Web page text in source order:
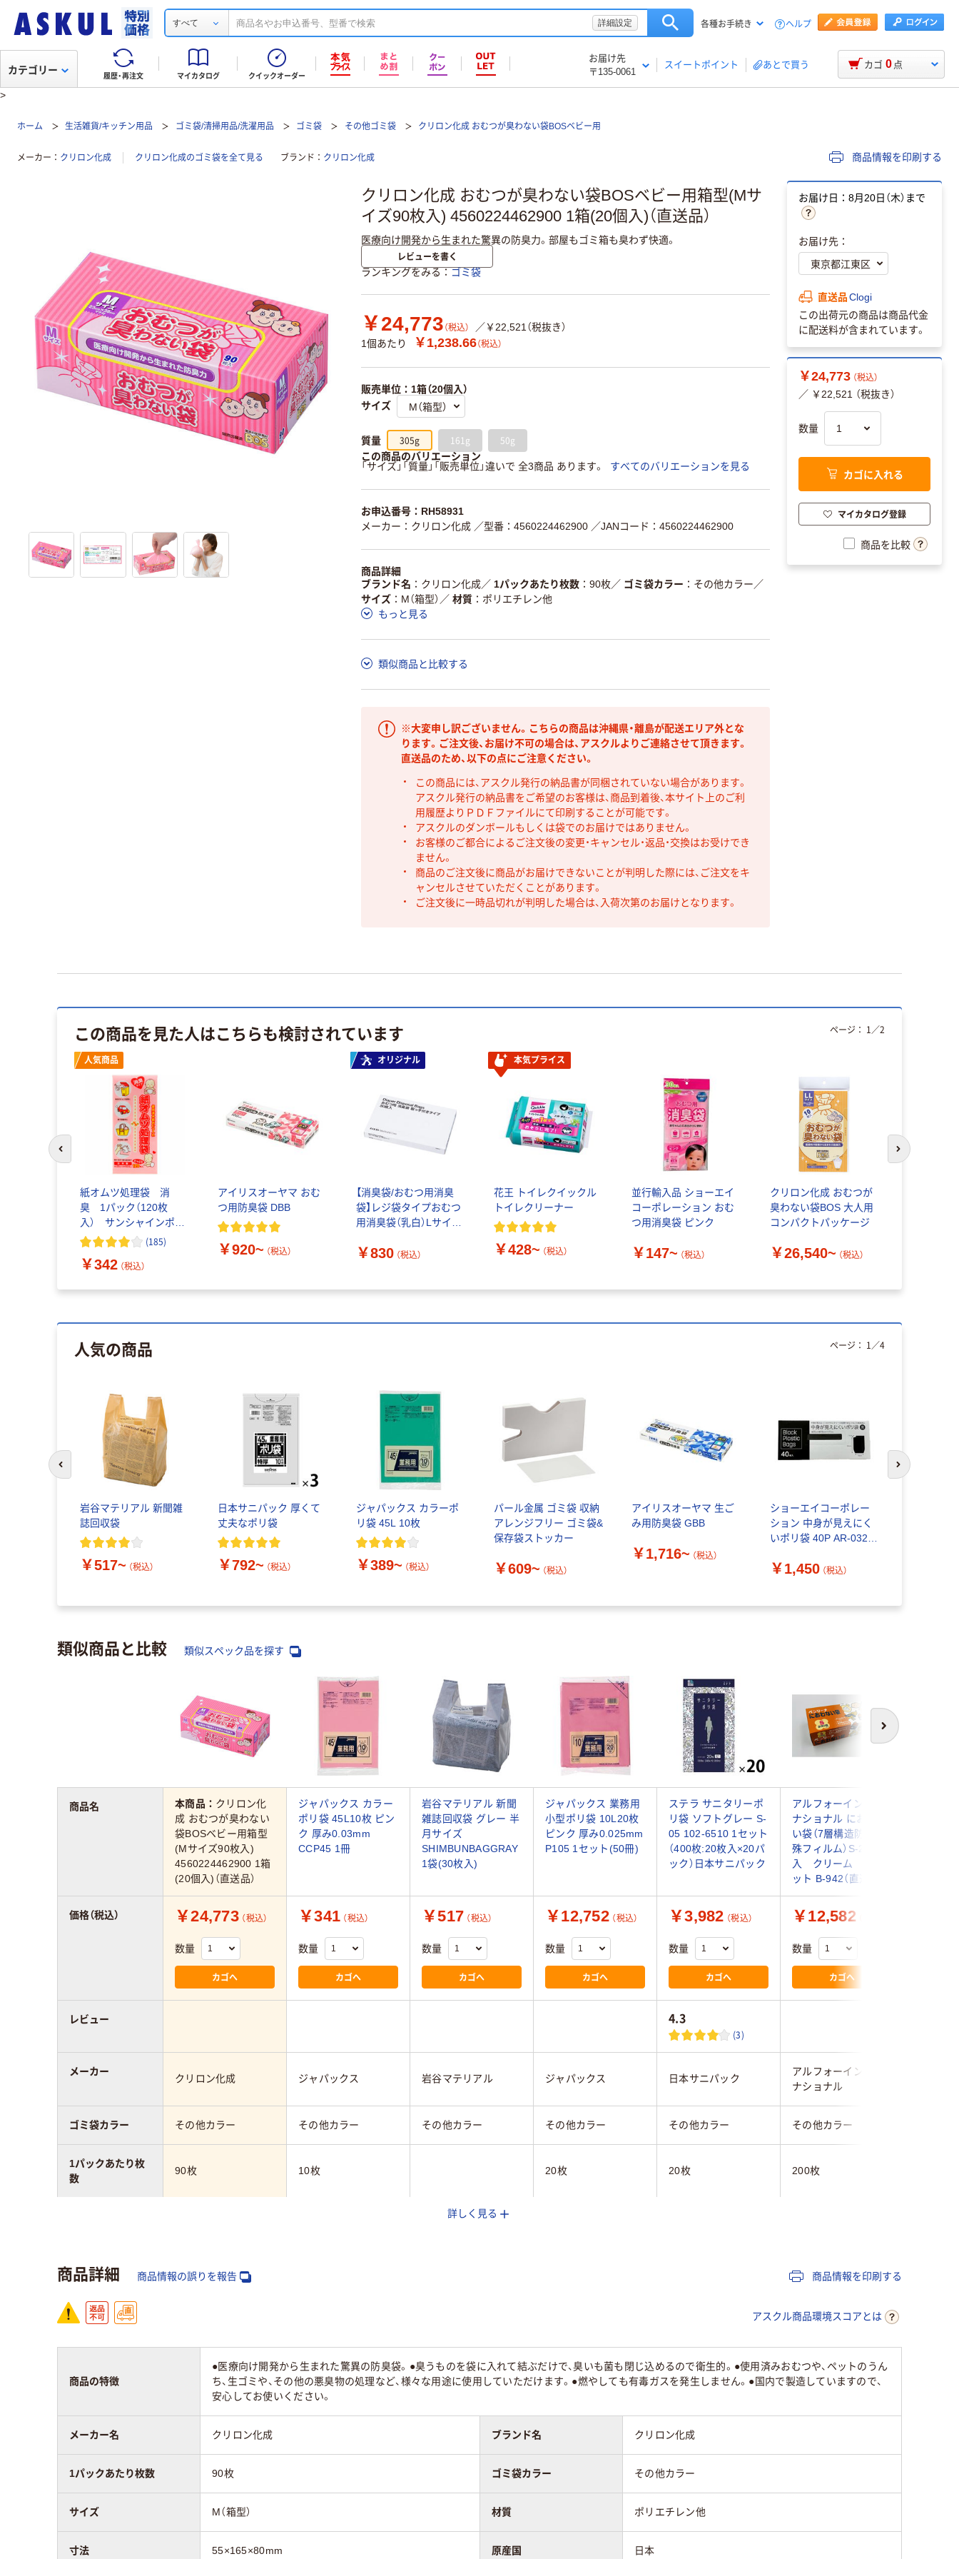
すべて 詳細設定 各種お手続き ヘルプ
履歴・再注文 マイカタログ クイックオーダー
お届け先
〒135-0061
スイートポイント あとで買う
カテゴリー カゴ 0 点
>
ホーム 生活雑貨/キッチン用品 ゴミ袋/清掃用品/洗濯用品 ゴミ袋 その他ゴミ袋 クリロン化成 おむつが臭わない袋BOSベビー用
メーカー クリロン化成 クリロン化成のゴミ袋を全て見る ブランド クリロン化成 商品情報を印刷する
クリロン化成 おむつが臭わない袋BOSベビー用箱型(Mサ
イズ90枚入) 4560224462900 1箱(20個入)（直送品）
医療向け開発から生まれた驚異の防臭力。部屋もゴミ箱も臭わず快適。
レビューを書く
ランキングをみる ゴミ袋
￥24,773 （税込）
／￥22,521（税抜き）
1個あたり
￥1,238.66（税込）
販売単位：1箱（20個入）
サイズ
質量 305g 161g 50g
この商品のバリエーション
「サイズ」「質量」「販売単位」違いで 全3商品 あります。
すべてのバリエーションを見る
お申込番号：RH58931
メーカー：クリロン化成 ／型番：4560224462900 ／JANコード：4560224462900
商品詳細
ブランド名
クリロン化成／ 1パックあたり枚数 90枚／ ゴミ袋カラー その他カラー ／
サイズ
M（箱型） ／ 材質
ポリエチレン他
もっと見る
類似商品と比較する
※大変申し訳ございません。こちらの商品は沖縄県・離島が配送エリア外とな
ります。ご注文後、お届け不可の場合は、アスクルよりご連絡させて頂きます。
直送品のため、以下の点にご注意ください。
この商品には、アスクル発行の納品書が同梱されていない場合があります。
アスクル発行の納品書をご希望のお客様は、商品到着後、本サイト上のご利
用履歴よりＰＤＦファイルにて印刷することが可能です。
アスクルのダンボールもしくは袋でのお届けではありません。
お客様のご都合によるご注文後の変更・キャンセル・返品・交換はお受けでき
ません。
商品のご注文後に商品がお届けできないことが判明した際には、ご注文をキ
ャンセルさせていただくことがあります。
ご注文後に一時品切れが判明した場合は、入荷次第のお届けとなります。
お届け日：8月20日（木）まで
お届け先：
直送品Clogi
この出荷元の商品は商品代金
に配送料が含まれています。
￥24,773 （税込）
／ ￥22,521 （税抜き）
数量
カゴに入れる
マイカタログ登録
商品を比較
この商品を見た人はこちらも検討されています
人気商品
紙オムツ処理袋 消
臭 1パック（120枚
入） サンシャインポリ
マー
(185)
￥342 （税込）
アイリスオーヤマ おむ
つ用防臭袋 DBB
￥920~ （税込）
オリジナル
【消臭袋/おむつ用消臭
袋】レジ袋タイプおむつ
用消臭袋（乳白）Lサイ
臭わないゴミ袋 排せ
￥830 （税込）
本気プライス
花王 トイレクイックル
トイレクリーナー
￥428~ （税込）
並行輸入品 ショーエイ
コーポレーション おむ
つ用消臭袋 ピンク
￥147~ （税込）
クリロン化成 おむつが
臭わない袋BOS 大人用
コンパクトパッケージ
￥26,540~ （税込）
ページ： 1 ／2
前のスライドへ 次のスライド
人気の商品
岩谷マテリアル 新聞雑
誌回収袋
￥517~ （税込）
日本サニパック 厚くて
丈夫なポリ袋
￥792~ （税込）
ジャパックス カラーポ
リ袋 45L 10枚
￥389~ （税込）
パール金属 ゴミ袋 収納
アレンジフリー ゴミ袋&
保存袋ストッカー
￥609~ （税込）
アイリスオーヤマ 生ご
み用防臭袋 GBB
￥1,716~ （税込）
ショーエイコーポレー
ション 中身が見えにく
いポリ袋 40P AR-0323
合計400枚)（直送品）
￥1,450 （税込）
ページ： 1 ／4
前のスライドへ 次のスライド
類似商品と比較 類似スペック品を探す
次へ
本商品： クリロン化
成 おむつが臭わない
袋BOSベビー用箱型
(Mサイズ90枚入)
4560224462900 1箱
(20個入)（直送品）
ジャパックス カラー
ポリ袋 45L10枚 ピン
ク 厚み0.03mm
CCP45 1冊
岩谷マテリアル 新聞
雑誌回収袋 グレー 半
月サイズ
SHIMBUNBAGGRAY
1袋(30枚入)
ジャパックス 業務用
小型ポリ袋 10L20枚
ピンク 厚み0.025mm
P105 1セット(50冊)
ステラ サニタリーポ
リ袋 ソフトグレー S-
05 102-6510 1セット
（400枚:20枚入×20パ
ック）日本サニパック
アルフォーインター
ナショナル におわな
い袋（7層構造防臭特
殊フィルム）S-200枚
入 クリーム 5個セ
ット B-942（直送品）
￥24,773 （税込）
数量
カゴへ
￥341 （税込）
数量
カゴへ
￥517 （税込）
数量
カゴへ
￥12,752 （税込）
数量
カゴへ
￥3,982 （税込）
数量
カゴへ
￥12,582
数量
カゴへ
4.3
(3)
クリロン化成 ジャパックス 岩谷マテリアル ジャパックス 日本サニパック
アルフォーインター
ナショナル
その他カラー その他カラー その他カラー その他カラー その他カラー その他カラー
90枚 10枚 20枚 20枚 200枚
商品名
価格（税込）
レビュー
メーカー
ゴミ袋カラー
1パックあたり枚
数
詳しく見る
商品詳細 商品情報の誤りを報告 商品情報を印刷する
アスクル商品環境スコアとは
商品の特徴
●医療向け開発から生まれた驚異の防臭袋。●臭うものを袋に入れて結ぶだけで、臭いも菌も閉じ込めるので衛生的。●使用済みおむつや、ペットのうん
ち、生ゴミや、その他の悪臭物の処理など、様々な用途に使用していただけます。●燃やしても有毒ガスを発生しません。●国内で製造していますので、
安心してお使いください。
メーカー名 クリロン化成 ブランド名 クリロン化成
1パックあたり枚数 90枚 ゴミ袋カラー その他カラー
サイズ M（箱型） 材質 ポリエチレン他
寸法 55×165×80mm 原産国 日本